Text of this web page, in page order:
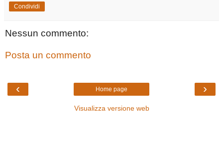
Condividi
Nessun commento:
Posta un commento
‹ ›
Home page
Visualizza versione web